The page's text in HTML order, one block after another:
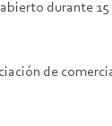
durante 15
de